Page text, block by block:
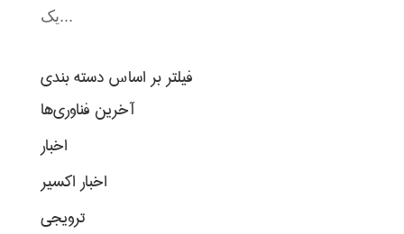
یک...
فیلتر بر اساس دسته بندی
آخرین فناوری‌ها
اخبار
اخبار اکسیر
ترویجی